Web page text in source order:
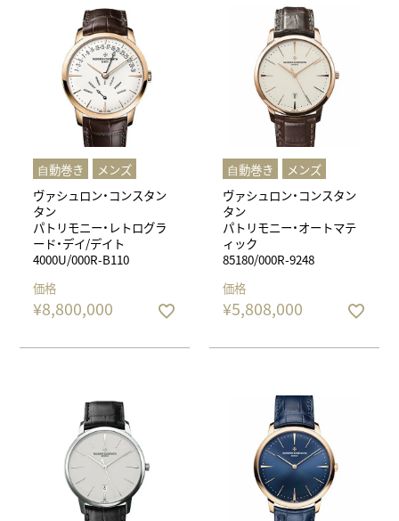
⾃動巻き
メンズ
ヴァシュロン・コンスタン
タン
パトリモニー・レトログラ
ード・デイ/デイト
4000U/000R-B110
価格
¥8,800,000
⾃動巻き
メンズ
ヴァシュロン・コンスタン
タン
パトリモニー・オートマテ
ィック
85180/000R-9248
価格
¥5,808,000